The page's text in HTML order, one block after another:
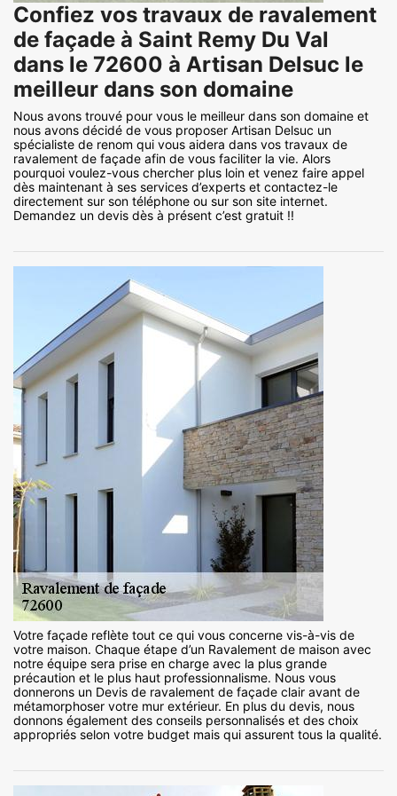
Confiez vos travaux de ravalement
de façade à Saint Remy Du Val
dans le 72600 à Artisan Delsuc le
meilleur dans son domaine
Nous avons trouvé pour vous le meilleur dans son domaine et
nous avons décidé de vous proposer Artisan Delsuc un
spécialiste de renom qui vous aidera dans vos travaux de
ravalement de façade afin de vous faciliter la vie. Alors
pourquoi voulez-vous chercher plus loin et venez faire appel
dès maintenant à ses services d’experts et contactez-le
directement sur son téléphone ou sur son site internet.
Demandez un devis dès à présent c’est gratuit !!
Votre façade reflète tout ce qui vous concerne vis-à-vis de
votre maison. Chaque étape d’un Ravalement de maison avec
notre équipe sera prise en charge avec la plus grande
précaution et le plus haut professionnalisme. Nous vous
donnerons un Devis de ravalement de façade clair avant de
métamorphoser votre mur extérieur. En plus du devis, nous
donnons également des conseils personnalisés et des choix
appropriés selon votre budget mais qui assurent tous la qualité.